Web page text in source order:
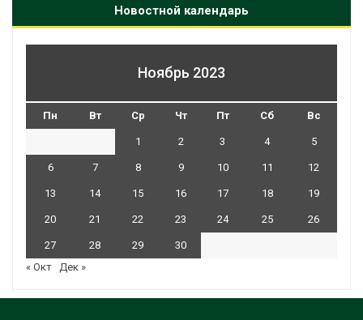
Новостной календарь
Ноябрь 2023
Пн Вт Ср Чт Пт Сб Вс
1 2 3 4 5
6 7 8 9 10 11 12
13 14 15 16 17 18 19
20 21 22 23 24 25 26
27 28 29
30
« Окт
Дек »